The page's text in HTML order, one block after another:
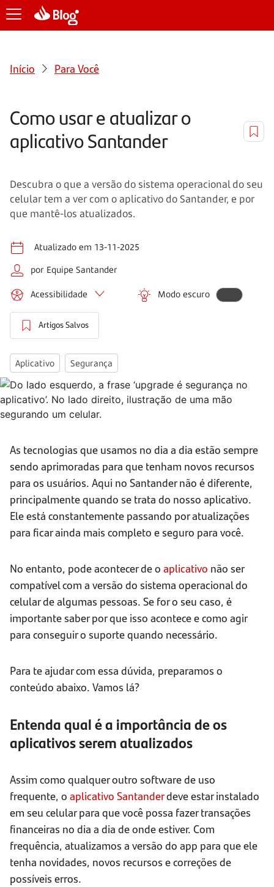
Início Para Você
Como usar e atualizar o
aplicativo Santander
Descubra o que a versão do sistema operacional do seu
celular tem a ver com o aplicativo do Santander, e por
que mantê-los atualizados.
Atualizado em 13-11-2025
por Equipe Santander
Acessibilidade Modo escuro
Artigos Salvos
Aplicativo Segurança
As tecnologias que usamos no dia a dia estão sempre
sendo aprimoradas para que tenham novos recursos
para os usuários. Aqui no Santander não é diferente,
principalmente quando se trata do nosso aplicativo.
Ele está constantemente passando por atualizações
para ficar ainda mais completo e seguro para você.
No entanto, pode acontecer de o aplicativo não ser
compatível com a versão do sistema operacional do
celular de algumas pessoas. Se for o seu caso, é
importante saber por que isso acontece e como agir
para conseguir o suporte quando necessário.
Para te ajudar com essa dúvida, preparamos o
conteúdo abaixo. Vamos lá?
Entenda qual é a importância de os
aplicativos serem atualizados
Assim como qualquer outro software de uso
frequente, o aplicativo Santanderdeve estar instalado
em seu celular para que você possa fazer transações
financeiras no dia a dia de onde estiver. Com
frequência, atualizamos a versão do app para que ele
tenha novidades, novos recursos e correções de
possíveis erros.